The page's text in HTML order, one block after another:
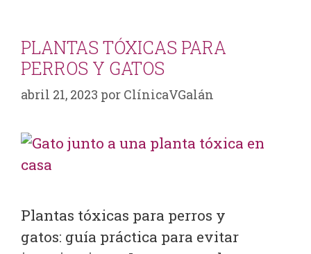
PLANTAS TÓXICAS PARA
PERROS Y GATOS
abril 21, 2023 por ClínicaVGalán
Plantas tóxicas para perros y
gatos: guía práctica para evitar